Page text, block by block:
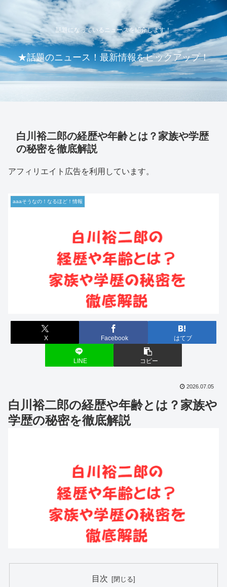
話題になっているニュースを紹介します！
★話題のニュース！最新情報をピックアップ！
白川裕二郎の経歴や年齢とは？家族や学歴
の秘密を徹底解説
アフィリエイト広告を利用しています。
aaaそうなの！なるほど！情報
X Facebook はてブ
LINE コピー
2026.07.05
白川裕二郎の経歴や年齢とは？家族や
学歴の秘密を徹底解説
目次